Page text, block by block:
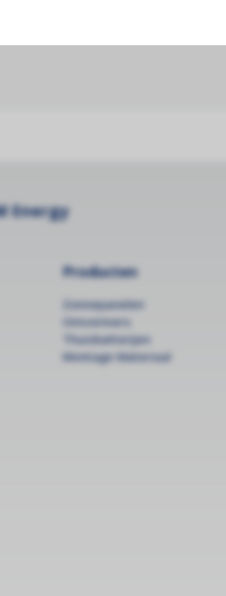
Energy
Producten
Zonnepanelen
Omvormers
Thuisbatterijen
Montage Materiaal